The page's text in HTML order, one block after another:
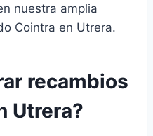
nuestra amplia
Cointra en Utrera.
recambios
Utrera?